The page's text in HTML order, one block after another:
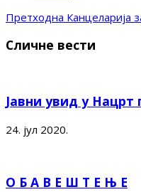
Претходна Канцеларија
Сличне вести
Јавни увид у
24. јул 2020.
О Б А В Е Ш Т Е Њ Е